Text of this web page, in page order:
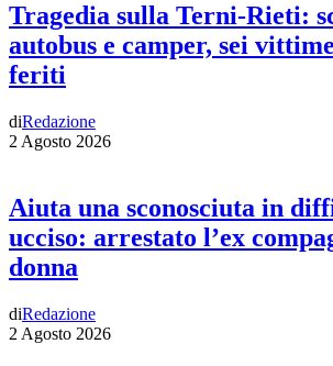
Tragedia sulla Terni-Rieti:
autobus e camper, sei
feriti
diRedazione
2 Agosto 2026
Aiuta una sconosciuta in
ucciso: arrestato l’ex
donna
diRedazione
2 Agosto 2026